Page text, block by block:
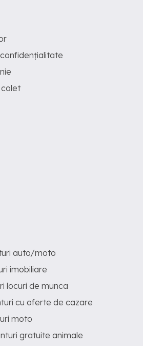
auto/moto
imobiliare
locuri de munca
cu oferte de cazare
moto
gratuite animale